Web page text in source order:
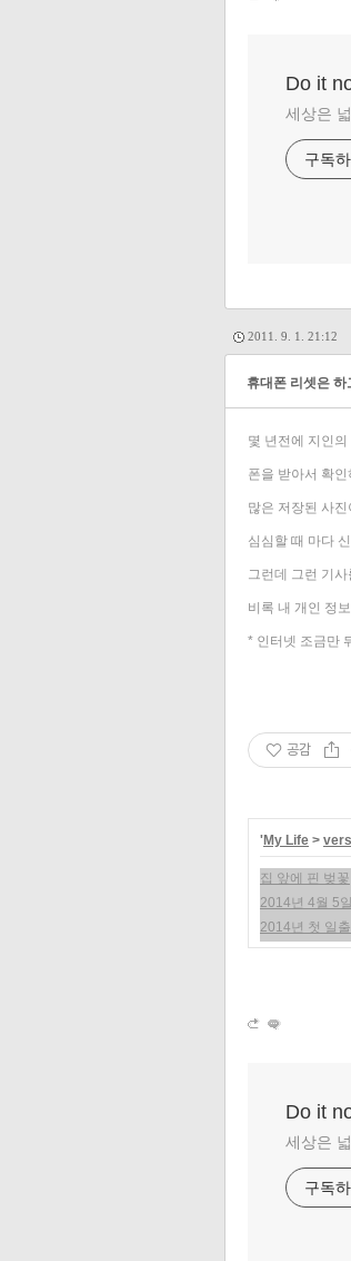
Do it
세상은
구독
2011. 9. 1. 21:12
휴대폰 리셋은 하
몇 년전에 지인
폰을 받아서 확
많은 저장된 사
심심할 때 마다
그런데 그런 기
비록 내 개인 정
* 인터넷 조금만
공감
'My Life >
집 앞에 핀 벚꽃
2014년 4월 5
2014년 첫 일출
Do it
세상은
구독